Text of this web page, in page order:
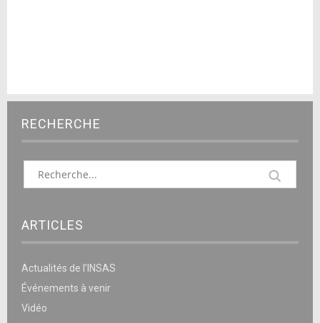
RECHERCHE
ARTICLES
Actualités de l’INSAS
Événements à venir
Vidéo